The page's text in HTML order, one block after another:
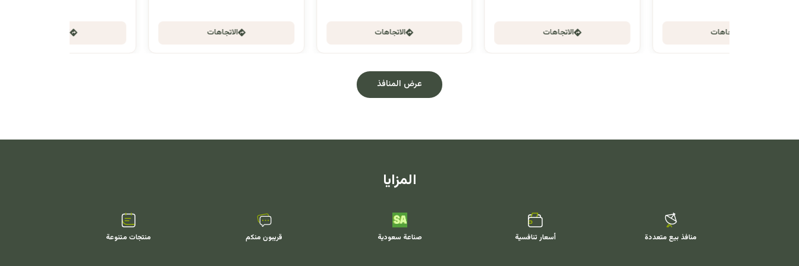
عرض المنافذ
المزايا
منافذ بيع متعددة أسعار تنافسية صناعة سعودية قريبون منكم منتجات متنوعة